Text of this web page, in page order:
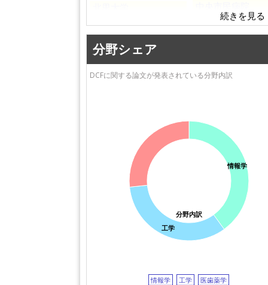
法政大学
分野シェア
DCFに関する論文が発表されている分野内訳
分野内訳
情報学
工学
情報学 工学 医歯薬学